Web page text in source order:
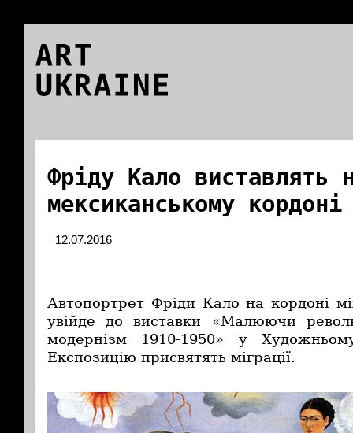
ART
UKRAINE
Фріду Кало виставлять
мексиканському кордоні
12.07.2016
Автопортрет Фріди Кало на
увійде до виставки «Малюючи
модернізм 1910-1950» у
Експозицію присвятять міграції.